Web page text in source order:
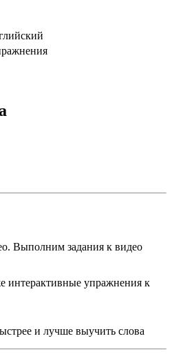
Выполним задания к видео
интерактивные упражнения к
и лучше выучить слова